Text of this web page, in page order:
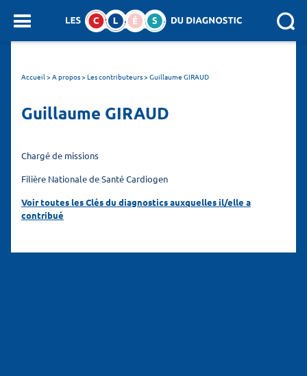
SEARCH :
Accueil>A propos > Les contributeurs>Guillaume GIRAUD
Guillaume GIRAUD
Chargé de missions
Filière Nationale de Santé Cardiogen
Voir toutes les Clés du diagnostics auxquelles il/elle a
contribué